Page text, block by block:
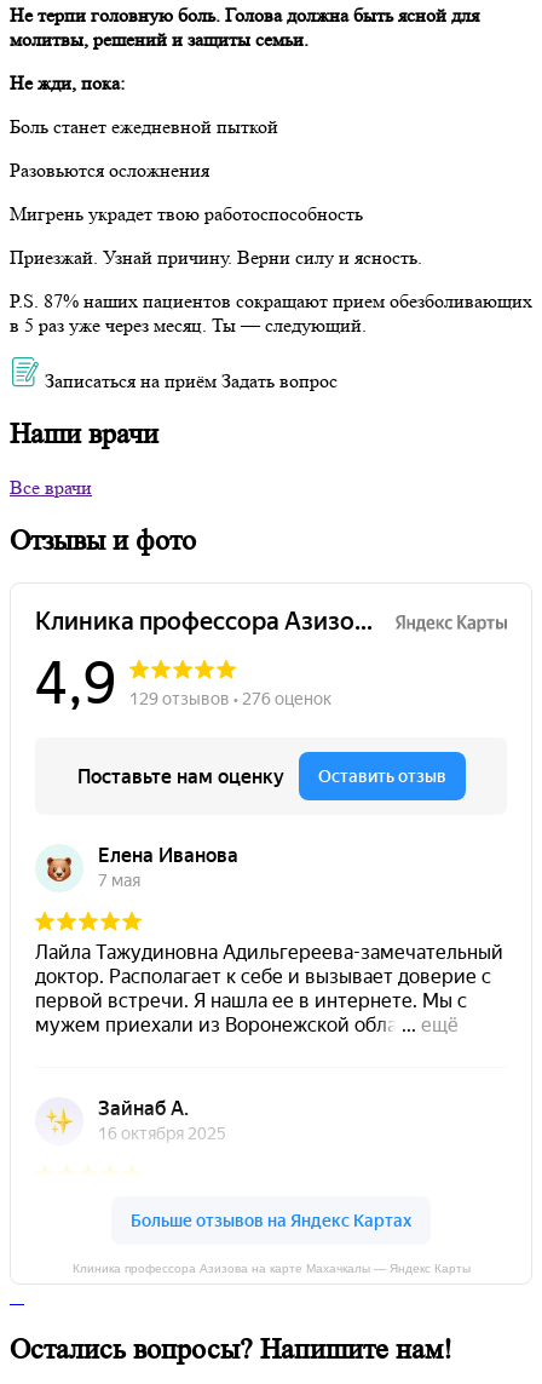
Не терпи головную боль. Голова должна быть ясной для
молитвы, решений и защиты семьи.
Не жди, пока:
Боль станет ежедневной пыткой
Разовьются осложнения
Мигрень украдет твою работоспособность
Приезжай. Узнай причину. Верни силу и ясность.
P.S. 87% наших пациентов сокращают прием обезболивающих
в 5 раз уже через месяц. Ты — следующий.
Записаться на приём Задать вопрос
Наши врачи
Все врачи
Отзывы и фото
Клиника профессора Азизова на карте Махачкалы — Яндекс Карты
Остались вопросы? Напишите нам!